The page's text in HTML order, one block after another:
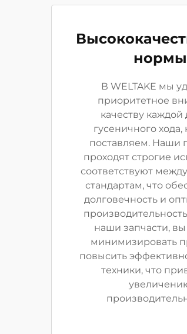
нормы
В WELTAKE мы
приоритетное
качеству каждой
гусеничного хода,
поставляем. Наши
проходят строгие
соответствуют
стандартам, что
долговечность и
наши запчасти,
минимизировать
повысить
техники, что